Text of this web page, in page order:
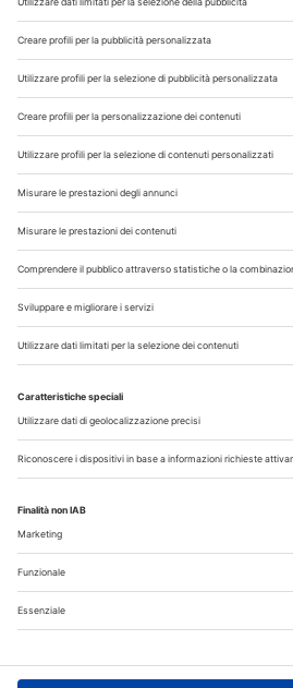
Chi Siamo
Contatti
Note Legali
Privacy
©2026 Edra S.p.a |
| Tel. 02/881841 | Sede legale:
20134 Milano (Italy)
Registrazione Tribunale di Milano
5/05/2022